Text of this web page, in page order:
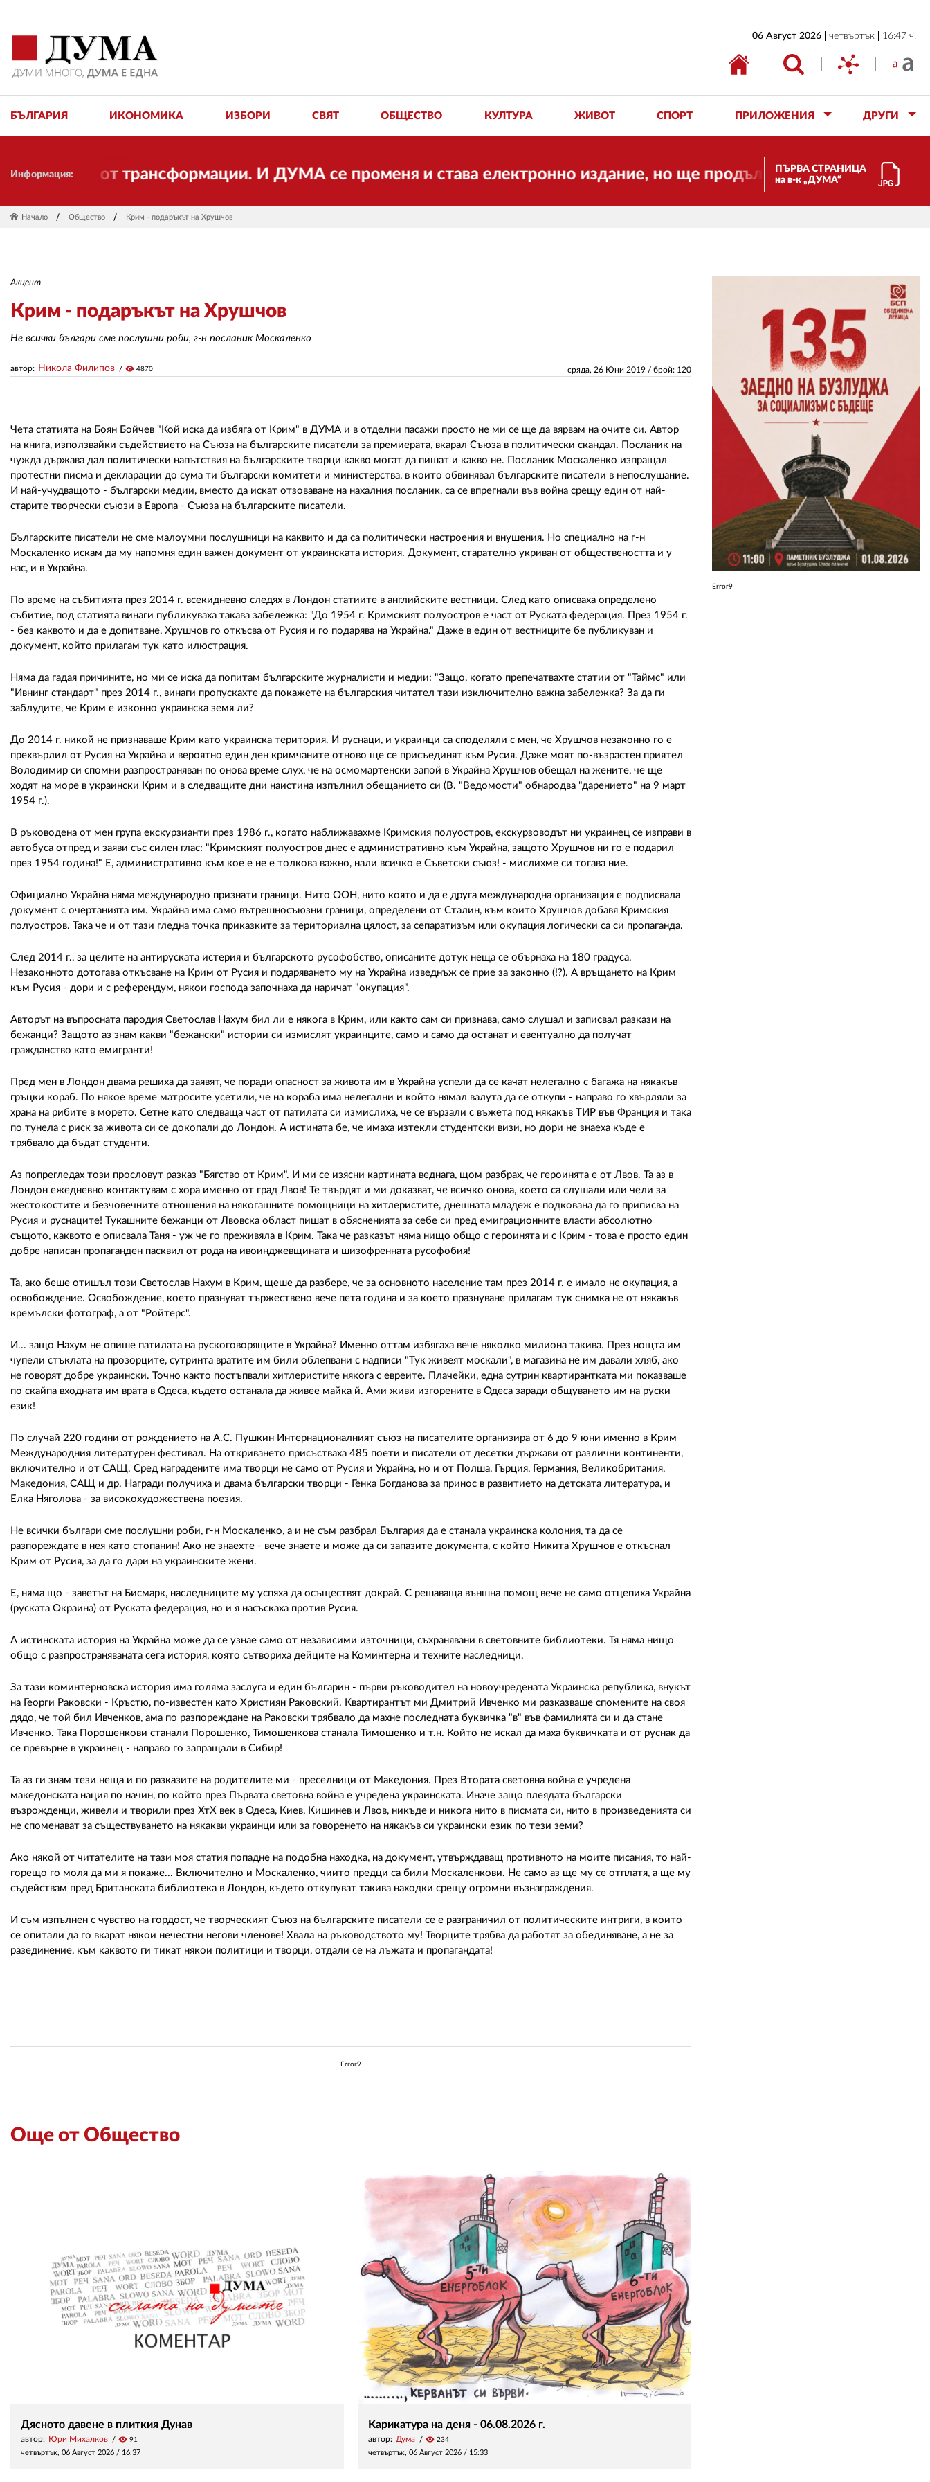
06 Август 2026 четвъртък 16:47 ч.
БЪЛГАРИЯ ИКОНОМИКА ИЗБОРИ СВЯТ ОБЩЕСТВО КУЛТУРА ЖИВОТ СПОРТ ПРИЛОЖЕНИЯ ДРУГИ
Информация:от трансформации. И ДУМА се променя и става електронно издание, но ще продължи да работи за вас и за
ПЪРВА СТРАНИЦА
на в-к „ДУМА“
Начало Общество Крим - подаръкът на Хрушчов
Акцент
Крим - подаръкът на Хрушчов
Не всички българи сме послушни роби, г-н посланик Москаленко
сряда, 26 Юни 2019 / брой: 120
автор: Никола Филипов visibility 4870
Чета статията на Боян Бойчев "Кой иска да избяга от Крим" в ДУМА и в отделни пасажи просто не ми се ще да вярвам на очите си. Автор
на книга, използвайки съдействието на Съюза на българските писатели за премиерата, вкарал Съюза в политически скандал. Посланик на
чужда държава дал политически напътствия на българските творци какво могат да пишат и какво не. Посланик Москаленко изпращал
протестни писма и декларации до сума ти български комитети и министерства, в които обвинявал българските писатели в непослушание.
И най-учудващото - български медии, вместо да искат отзоваване на нахалния посланик, са се впрегнали във война срещу един от най-
старите творчески съюзи в Европа - Съюза на българските писатели.
Българските писатели не сме малоумни послушници на каквито и да са политически настроения и внушения. Но специално на г-н
Москаленко искам да му напомня един важен документ от украинската история. Документ, старателно укриван от обществеността и у
нас, и в Украйна.
По време на събитията през 2014 г. всекидневно следях в Лондон статиите в английските вестници. След като описваха определено
събитие, под статията винаги публикуваха такава забележка: "До 1954 г. Кримският полуостров е част от Руската федерация. През 1954 г.
- без каквото и да е допитване, Хрушчов го откъсва от Русия и го подарява на Украйна." Даже в един от вестниците бе публикуван и
документ, който прилагам тук като илюстрация.
Няма да гадая причините, но ми се иска да попитам българските журналисти и медии: "Защо, когато препечатвахте статии от "Таймс" или
"Ивнинг стандарт" през 2014 г., винаги пропускахте да покажете на българския читател тази изключително важна забележка? За да ги
заблудите, че Крим е изконно украинска земя ли?
До 2014 г. никой не признаваше Крим като украинска територия. И руснаци, и украинци са споделяли с мен, че Хрушчов незаконно го е
прехвърлил от Русия на Украйна и вероятно един ден кримчаните отново ще се присъединят към Русия. Даже моят по-възрастен приятел
Володимир си спомни разпространяван по онова време слух, че на осмомартенски запой в Украйна Хрушчов обещал на жените, че ще
ходят на море в украински Крим и в следващите дни наистина изпълнил обещанието си (В. "Ведомости" обнародва "дарението" на 9 март
1954 г.).
В ръководена от мен група екскурзианти през 1986 г., когато наближавахме Кримския полуостров, екскурзоводът ни украинец се изправи в
автобуса отпред и заяви със силен глас: "Кримският полуостров днес е административно към Украйна, защото Хрушчов ни го е подарил
през 1954 година!" Е, административно към кое е не е толкова важно, нали всичко е Съветски съюз! - мислихме си тогава ние.
Официално Украйна няма международно признати граници. Нито ООН, нито която и да е друга международна организация е подписвала
документ с очертанията им. Украйна има само вътрешносъюзни граници, определени от Сталин, към които Хрушчов добавя Кримския
полуостров. Така че и от тази гледна точка приказките за териториална цялост, за сепаратизъм или окупация логически са си пропаганда.
След 2014 г., за целите на антируската истерия и българското русофобство, описаните дотук неща се обърнаха на 180 градуса.
Незаконното дотогава откъсване на Крим от Русия и подаряването му на Украйна изведнъж се прие за законно (!?). А връщането на Крим
към Русия - дори и с референдум, някои господа започнаха да наричат "окупация".
Авторът на въпросната пародия Светослав Нахум бил ли е някога в Крим, или както сам си признава, само слушал и записвал разкази на
бежанци? Защото аз знам какви "бежански" истории си измислят украинците, само и само да останат и евентуално да получат
гражданство като емигранти!
Пред мен в Лондон двама решиха да заявят, че поради опасност за живота им в Украйна успели да се качат нелегално с багажа на някакъв
гръцки кораб. По някое време матросите усетили, че на кораба има нелегални и който нямал валута да се откупи - направо го хвърляли за
храна на рибите в морето. Сетне като следваща част от патилата си измислиха, че се вързали с въжета под някакъв ТИР във Франция и така
по тунела с риск за живота си се докопали до Лондон. А истината бе, че имаха изтекли студентски визи, но дори не знаеха къде е
трябвало да бъдат студенти.
Аз попрегледах този прословут разказ "Бягство от Крим". И ми се изясни картината веднага, щом разбрах, че героинята е от Лвов. Та аз в
Лондон ежедневно контактувам с хора именно от град Лвов! Те твърдят и ми доказват, че всичко онова, което са слушали или чели за
жестокостите и безчовечните отношения на някогашните помощници на хитлеристите, днешната младеж е подкована да го приписва на
Русия и руснаците! Тукашните бежанци от Лвовска област пишат в обясненията за себе си пред емиграционните власти абсолютно
същото, каквото е описвала Таня - уж че го преживяла в Крим. Така че разказът няма нищо общо с героинята и с Крим - това е просто един
добре написан пропаганден пасквил от рода на ивоинджевщината и шизофренната русофобия!
Та, ако беше отишъл този Светослав Нахум в Крим, щеше да разбере, че за основното население там през 2014 г. е имало не окупация, а
освобождение. Освобождение, което празнуват тържествено вече пета година и за което празнуване прилагам тук снимка не от някакъв
кремълски фотограф, а от "Ройтерс".
И... защо Нахум не опише патилата на рускоговорящите в Украйна? Именно оттам избягаха вече няколко милиона такива. През нощта им
чупели стъклата на прозорците, сутринта вратите им били облепвани с надписи "Тук живеят москали", в магазина не им давали хляб, ако
не говорят добре украински. Точно както постъпвали хитлеристите някога с евреите. Плачейки, една сутрин квартирантката ми показваше
по скайпа входната им врата в Одеса, където останала да живее майка й. Ами живи изгорените в Одеса заради общуването им на руски
език!
По случай 220 години от рождението на А.С. Пушкин Интернационалният съюз на писателите организира от 6 до 9 юни именно в Крим
Международния литературен фестивал. На откриването присъстваха 485 поети и писатели от десетки държави от различни континенти,
включително и от САЩ. Сред наградените има творци не само от Русия и Украйна, но и от Полша, Гърция, Германия, Великобритания,
Македония, САЩ и др. Награди получиха и двама български творци - Генка Богданова за принос в развитието на детската литература, и
Елка Няголова - за високохудожествена поезия.
Не всички българи сме послушни роби, г-н Москаленко, а и не съм разбрал България да е станала украинска колония, та да се
разпореждате в нея като стопанин! Ако не знаехте - вече знаете и може да си запазите документа, с който Никита Хрушчов е откъснал
Крим от Русия, за да го дари на украинските жени.
Е, няма що - заветът на Бисмарк, наследниците му успяха да осъществят докрай. С решаваща външна помощ вече не само отцепиха Украйна
(руската Окраина) от Руската федерация, но и я насъскаха против Русия.
А истинската история на Украйна може да се узнае само от независими източници, съхранявани в световните библиотеки. Тя няма нищо
общо с разпространяваната сега история, която сътвориха дейците на Коминтерна и техните наследници.
За тази коминтерновска история има голяма заслуга и един българин - първи ръководител на новоучредената Украинска република, внукът
на Георги Раковски - Кръстю, по-известен като Християн Раковский. Квартирантът ми Дмитрий Ивченко ми разказваше спомените на своя
дядо, че той бил Ивченков, ама по разпореждане на Раковски трябвало да махне последната буквичка "в" във фамилията си и да стане
Ивченко. Така Порошенкови станали Порошенко, Тимошенкова станала Тимошенко и т.н. Който не искал да маха буквичката и от руснак да
се превърне в украинец - направо го запращали в Сибир!
Та аз ги знам тези неща и по разказите на родителите ми - преселници от Македония. През Втората световна война е учредена
македонската нация по начин, по който през Първата световна война е учредена украинската. Иначе защо плеядата български
възрожденци, живели и творили през ХтХ век в Одеса, Киев, Кишинев и Лвов, никъде и никога нито в писмата си, нито в произведенията си
не споменават за съществуването на някакви украинци или за говоренето на някакъв си украински език по тези земи?
Ако някой от читателите на тази моя статия попадне на подобна находка, на документ, утвърждаващ противното на моите писания, то най-
горещо го моля да ми я покаже... Включително и Москаленко, чиито предци са били Москаленкови. Не само аз ще му се отплатя, а ще му
съдействам пред Британската библиотека в Лондон, където откупуват такива находки срещу огромни възнаграждения.
И съм изпълнен с чувство на гордост, че творческият Съюз на българските писатели се е разграничил от политическите интриги, в които
се опитали да го вкарат някои нечестни негови членове! Хвала на ръководството му! Творците трябва да работят за обединяване, а не за
разединение, към каквото ги тикат някои политици и творци, отдали се на лъжата и пропагандата!
Error9
Още от Общество
Дясното давене в плиткия Дунав
автор: Юри Михалков visibility 91
четвъртък, 06 Август 2026 / 16:37
Карикатура на деня - 06.08.2026 г.
автор: Дума visibility 234
четвъртък, 06 Август 2026 / 15:33
Error9
ИКОНОМИКА
ОБЩЕСТВО
АВТОРИ
РЕДАКЦИЯ
РЕКЛАМА
АБОНАМЕНТ
УСЛОВИЯ ЗА ПОЛЗВАНЕ
ПОЛИТИКА ЗА БИСКВИТКИТЕ
ПОЛИТИКАТА ЗА